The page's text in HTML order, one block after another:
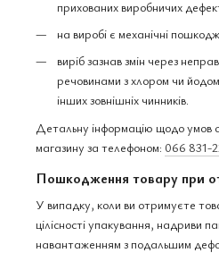
прихованих виробничих
на виробі є механічні
виріб зазнав змін через
речовинами з хлором чи
інших зовнішніх чинників.
Детальну інформацію щодо умов
магазину за телефоном: 066 831-
Пошкодження товару при
У випадку, коли ви отримуєте
цілісності упакування, надриви
навантаженням з подальшим